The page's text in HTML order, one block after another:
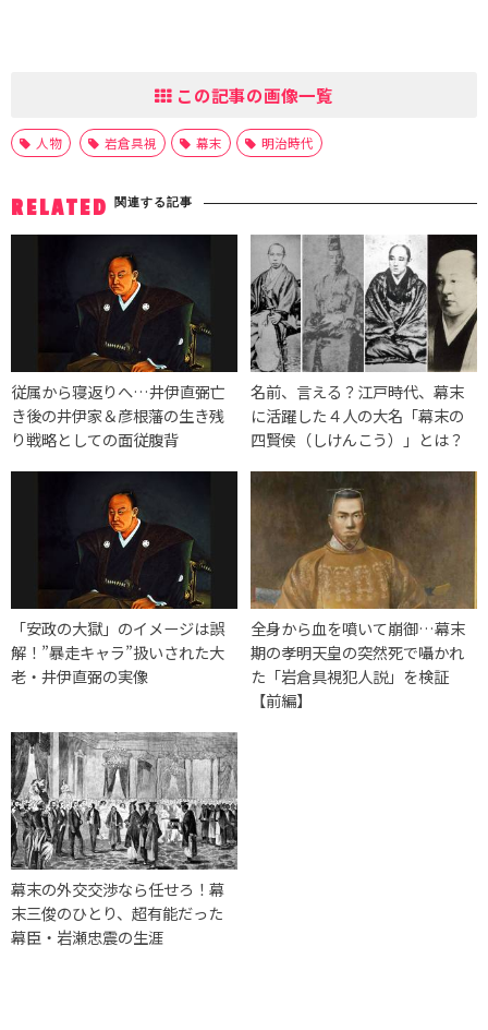
この記事の画像一覧
人物 岩倉具視 幕末 明治時代
RELATED 関連する記事
従属から寝返りへ…井伊直弼亡
き後の井伊家＆彦根藩の生き残
り戦略としての面従腹背
名前、言える？江戸時代、幕末
に活躍した４人の大名「幕末の
四賢侯（しけんこう）」とは？
「安政の大獄」のイメージは誤
解！”暴走キャラ”扱いされた大
老・井伊直弼の実像
全身から血を噴いて崩御…幕末
期の孝明天皇の突然死で囁かれ
た「岩倉具視犯人説」を検証
【前編】
幕末の外交交渉なら任せろ！幕
末三俊のひとり、超有能だった
幕臣・岩瀬忠震の生涯